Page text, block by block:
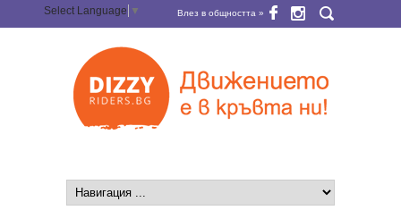
Select Language ▼ Влез в общността »